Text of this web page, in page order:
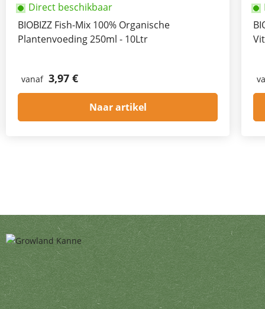
Direct beschikbaar
BIOBIZZ Fish-Mix 100% Organische
Plantenvoeding 250ml - 10Ltr
vanaf 3,97 €
Naar artikel